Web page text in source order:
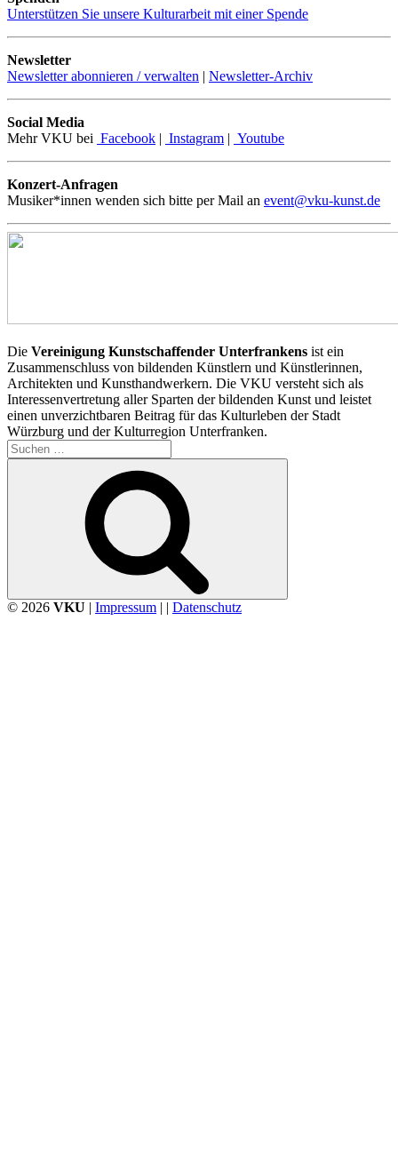
Unterstützen Sie unsere Kulturarbeit mit einer Spende
Newsletter
Newsletter abonnieren / verwalten | Newsletter-Archiv
Social Media
Mehr VKU bei Facebook | Instagram | Youtube
Konzert-Anfragen
Musiker*innen wenden sich bitte per Mail an event@vku-kunst.de
Die Vereinigung Kunstschaffender Unterfrankens ist ein
Zusammenschluss von bildenden Künstlern und Künstlerinnen,
Architekten und Kunsthandwerkern. Die VKU versteht sich als
Interessenvertretung aller Sparten der bildenden Kunst und leistet
einen unverzichtbaren Beitrag für das Kulturleben der Stadt
Würzburg und der Kulturregion Unterfranken.
Suchen
nach:
© 2026 VKU | Impressum | | Datenschutz